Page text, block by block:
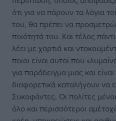
ότι για να πάρουν τα λόγια
του, θα πρέπει να
ποιότητά του. Και τέλος
λέει με χαρτιά και
ποιοι είναι αυτοί που
για παράδειγμα μιας και
διαφορετικά καταλήγουν να
Συκοφάντες. Οι πολίτες
όλο και περισσότεροι